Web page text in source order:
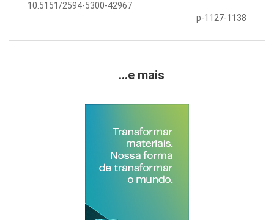
10.5151/2594-5300-42967
p-1127-1138
...e mais